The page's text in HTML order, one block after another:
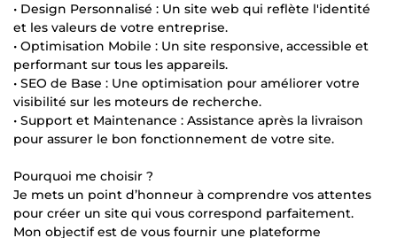
• Design Personnalisé : Un site web qui reflète l'identité
et les valeurs de votre entreprise.
• Optimisation Mobile : Un site responsive, accessible et
performant sur tous les appareils.
• SEO de Base : Une optimisation pour améliorer votre
visibilité sur les moteurs de recherche.
• Support et Maintenance : Assistance après la livraison
pour assurer le bon fonctionnement de votre site.
Pourquoi me choisir ?
Je mets un point d’honneur à comprendre vos attentes
pour créer un site qui vous correspond parfaitement.
Mon objectif est de vous fournir une plateforme